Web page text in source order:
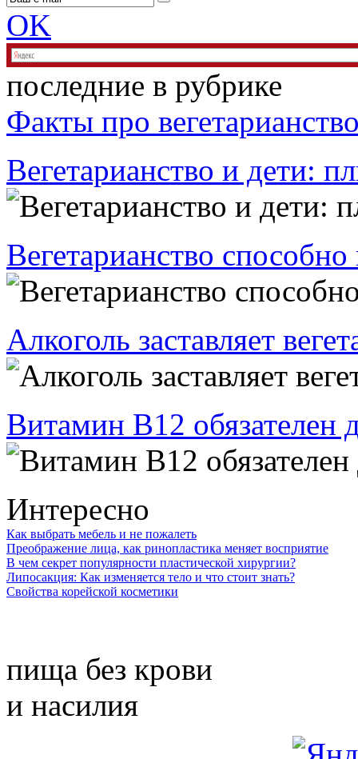
OK
последние в рубрике
Факты про
Вегетарианство и дети:
Вегетарианство
Алкоголь заставляет
Витамин В12 обязателен
Интересно
Как выбрать мебель и не пожалеть
Преображение лица, как ринопластика меняет восприятие
В чем секрет популярности пластической хирургии?
Липосакция: Как изменяется тело и что стоит знать?
Свойства корейской косметики
пища без крови
и насилия